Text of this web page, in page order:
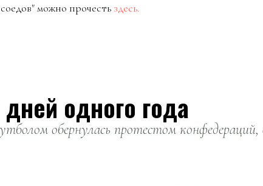
можно прочесть здесь.
одного года
обернулась протестом конфедераций,